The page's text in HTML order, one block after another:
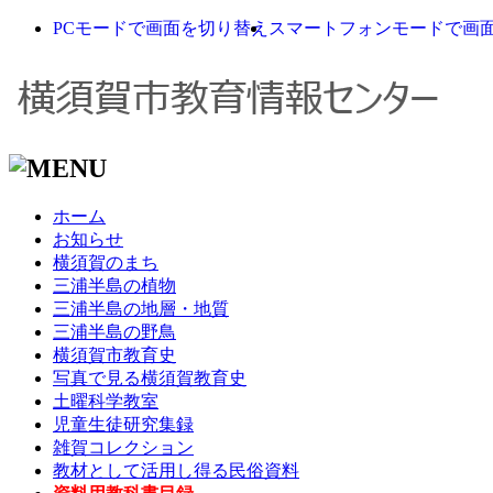
PCモードで画面を切り替え スマートフォンモードで画
ホーム
お知らせ
横須賀のまち
三浦半島の植物
三浦半島の地層・地質
三浦半島の野鳥
横須賀市教育史
写真で見る横須賀教育史
土曜科学教室
児童生徒研究集録
雑賀コレクション
教材として活用し得る民俗資料